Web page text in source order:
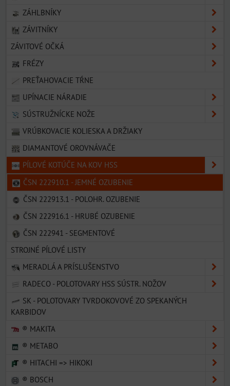
ZÁHLBNÍKY
ZÁVITNÍKY
ZÁVITOVÉ OČKÁ
FRÉZY
PREŤAHOVACIE TŔNE
UPÍNACIE NÁRADIE
SÚSTRUŽNÍCKE NOŽE
VRÚBKOVACIE KOLIESKA A DRŽIAKY
DIAMANTOVÉ OROVNÁVAČE
PÍLOVÉ KOTÚČE NA KOV HSS
ČSN 222910.1 - JEMNÉ OZUBENIE
ČSN 222913.1 - POLOHR. OZUBENIE
ČSN 222916.1 - HRUBÉ OZUBENIE
ČSN 222941 - SEGMENTOVÉ
STROJNÉ PÍLOVÉ LISTY
MERADLÁ A PRÍSLUŠENSTVO
RADECO - POLOTOVARY HSS SÚSTR. NOŽOV
SK - POLOTOVARY TVRDOKOVOVÉ ZO SPEKANÝCH
KARBIDOV
® MAKITA
® METABO
® HITACHI => HIKOKI
® BOSCH